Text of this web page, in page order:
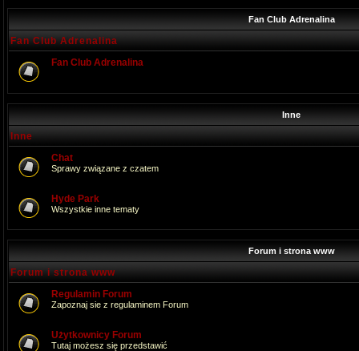
Fan Club Adrenalina
Fan Club Adrenalina
Fan Club Adrenalina
Inne
Inne
Chat
Sprawy związane z czatem
Hyde Park
Wszystkie inne tematy
Forum i strona www
Forum i strona www
Regulamin Forum
Zapoznaj sie z regulaminem Forum
Użytkownicy Forum
Tutaj możesz się przedstawić